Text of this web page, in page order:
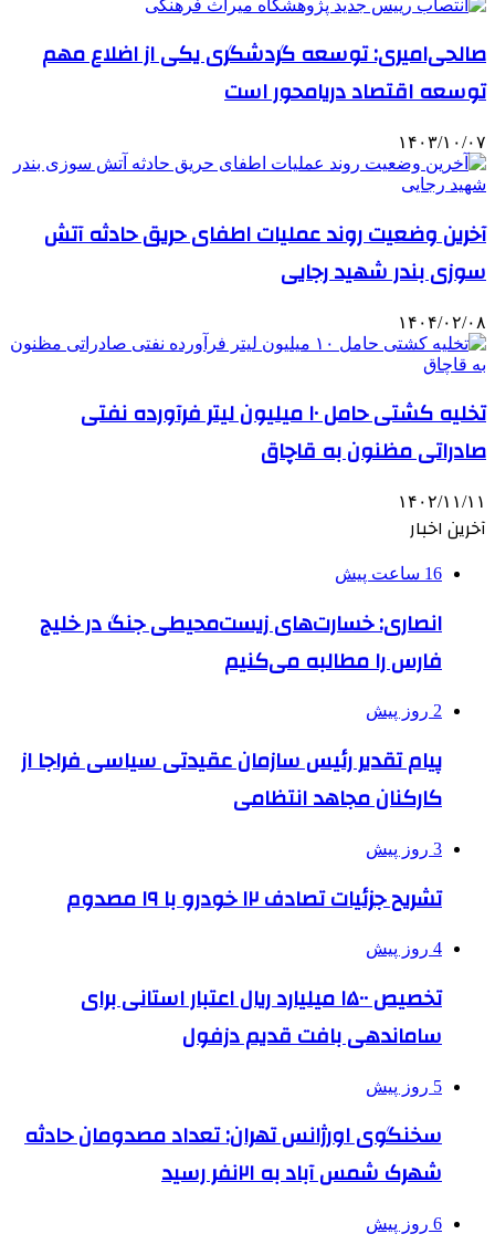
صالحی‌امیری: توسعه گردشگری یکی از اضلاع مهم
توسعه اقتصاد دریامحور است
۱۴۰۳/۱۰/۰۷
آخرین وضعیت روند عملیات اطفای حریق حادثه آتش
سوزی بندر شهید رجایی
۱۴۰۴/۰۲/۰۸
تخلیه کشتی حامل ۱۰ میلیون لیتر فرآورده نفتی
صادراتی مظنون به قاچاق
۱۴۰۲/۱۱/۱۱
آخرین اخبار
16 ساعت پیش
انصاری: خسارت‌های زیست‌محیطی جنگ در خلیج
فارس را مطالبه‌ می‌کنیم
2 روز پیش
پیام تقدیر رئیس سازمان عقیدتی سیاسی فراجا از
کارکنان مجاهد انتظامی
3 روز پیش
تشریح جزئیات تصادف ۱۲ خودرو با ۱۹ مصدوم
4 روز پیش
تخصیص ۱۵۰۰ میلیارد ریال اعتبار استانی برای
ساماندهی بافت قدیم دزفول
5 روز پیش
سخنگوی اورژانس تهران: تعداد مصدومان حادثه
شهرک شمس آباد به ۲۱نفر رسید
6 روز پیش